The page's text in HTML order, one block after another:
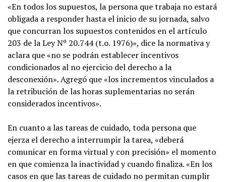
«En todos los supuestos, la persona que trabaja no estará
obligada a responder hasta el inicio de su jornada, salvo
que concurran los supuestos contenidos en el artículo
203 de la Ley Nº 20.744 (t.o. 1976)», dice la normativa y
aclara que «no se podrán establecer incentivos
condicionados al no ejercicio del derecho a la
desconexión». Agregó que «los incrementos vinculados a
la retribución de las horas suplementarias no serán
considerados incentivos».
En cuanto a las tareas de cuidado, toda persona que
ejerza el derecho a interrumpir la tarea, «deberá
comunicar en forma virtual y con precisión» el momento
en que comienza la inactividad y cuando finaliza. «En los
casos en que las tareas de cuidado no permitan cumplir